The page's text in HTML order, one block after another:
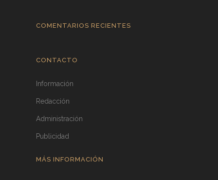
COMENTARIOS RECIENTES
CONTACTO
Información
Redacción
Administración
Publicidad
MÁS INFORMACIÓN